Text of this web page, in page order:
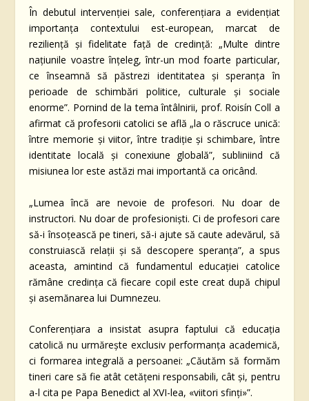
În debutul intervenției sale, conferențiara a evidențiat
importanța contextului est-european, marcat de
reziliență și fidelitate față de credință: „Multe dintre
națiunile voastre înțeleg, într-un mod foarte particular,
ce înseamnă să păstrezi identitatea și speranța în
perioade de schimbări politice, culturale și sociale
enorme”. Pornind de la tema întâlnirii, prof. Roisín Coll a
afirmat că profesorii catolici se află „la o răscruce unică:
între memorie și viitor, între tradiție și schimbare, între
identitate locală și conexiune globală”, subliniind că
misiunea lor este astăzi mai importantă ca oricând.
„Lumea încă are nevoie de profesori. Nu doar de
instructori. Nu doar de profesioniști. Ci de profesori care
să-i însoțească pe tineri, să-i ajute să caute adevărul, să
construiască relații și să descopere speranța”, a spus
aceasta, amintind că fundamentul educației catolice
rămâne credința că fiecare copil este creat după chipul
și asemănarea lui Dumnezeu.
Conferențiara a insistat asupra faptului că educația
catolică nu urmărește exclusiv performanța academică,
ci formarea integrală a persoanei: „Căutăm să formăm
tineri care să fie atât cetățeni responsabili, cât și, pentru
a-l cita pe Papa Benedict al XVI-lea, «viitori sfinți»”.